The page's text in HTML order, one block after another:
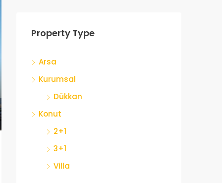
Property Type
Arsa
Kurumsal
Dükkan
Konut
2+1
3+1
Villa